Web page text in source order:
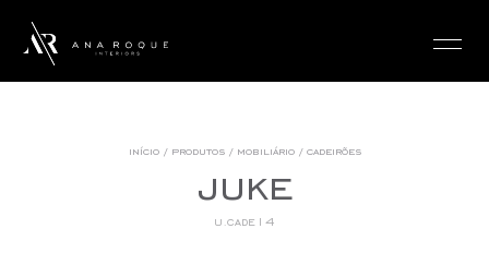
início/ produtos/ mobiliário/ cadeirões
juke
u.cade14